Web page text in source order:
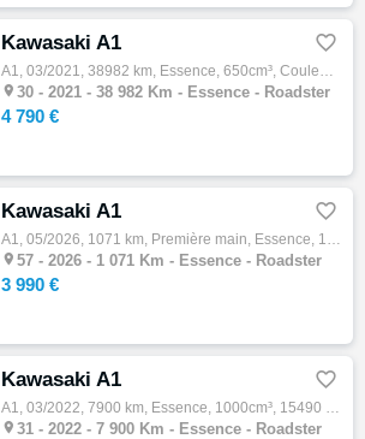
Kawasaki A1 
A1, 03/2021, 38982 km, Essence, 650cm³, Couleur noir, 4790 € Equipements : Kawasaki Nîmes vous propose cette Kawasaki Z650 de première mise…
 30 - 2021 - 38 982 Km - Essence - Roadster
4 790 €
Kawasaki A1 
A1, 05/2026, 1071 km, Première main, Essence, 125cm³, 3990 € Equipements : KAWASAKI Ninja 125 // 1re immatriculation : 19/05/2026 // Kilomé…
 57 - 2026 - 1 071 Km - Essence - Roadster
3 990 €
Kawasaki A1 
A1, 03/2022, 7900 km, Essence, 1000cm³, 15490 € Equipements : Kawasaki Ninja H2 SX - 2022 - 7 900 km Entretien : Entretien 100 % effectué c…
 31 - 2022 - 7 900 Km - Essence - Roadster